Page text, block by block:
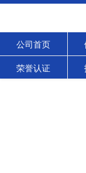
公司首页
荣誉认证